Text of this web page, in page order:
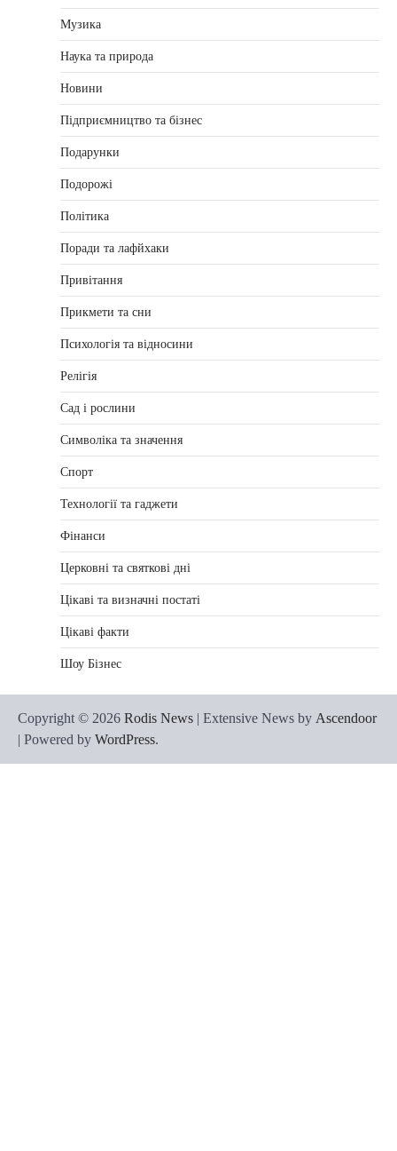
Музика
Наука та природа
Новини
Підприємництво та бізнес
Подарунки
Подорожі
Політика
Поради та лафйхаки
Привітання
Прикмети та сни
Психологія та відносини
Релігія
Сад і рослини
Символіка та значення
Спорт
Технології та гаджети
Фінанси
Церковні та святкові дні
Цікаві та визначні постаті
Цікаві факти
Шоу Бізнес
Copyright © 2026 Rodis News | Extensive News by Ascendoor
| Powered by WordPress.